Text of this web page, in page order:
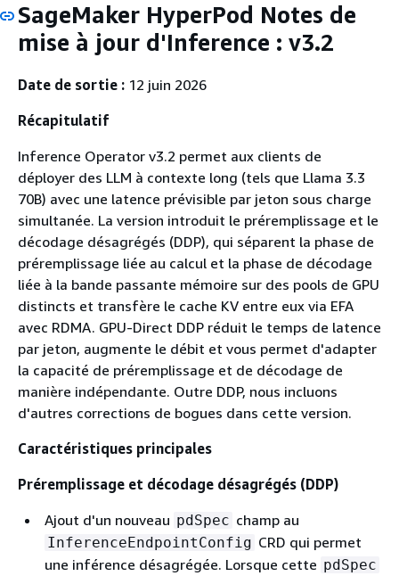
SageMaker HyperPod Notes de
mise à jour d'Inference : v3.2
Date de sortie : 12 juin 2026
Récapitulatif
Inference Operator v3.2 permet aux clients de
déployer des LLM à contexte long (tels que Llama 3.3
70B) avec une latence prévisible par jeton sous charge
simultanée. La version introduit le préremplissage et le
décodage désagrégés (DDP), qui séparent la phase de
préremplissage liée au calcul et la phase de décodage
liée à la bande passante mémoire sur des pools de GPU
distincts et transfère le cache KV entre eux via EFA
avec RDMA. GPU-Direct DDP réduit le temps de latence
par jeton, augmente le débit et vous permet d'adapter
la capacité de préremplissage et de décodage de
manière indépendante. Outre DDP, nous incluons
d'autres corrections de bogues dans cette version.
Caractéristiques principales
Préremplissage et décodage désagrégés (DDP)
Ajout d'un nouveau pdSpec champ au
InferenceEndpointConfig CRD qui permet
une inférence désagrégée. Lorsque cette pdSpec